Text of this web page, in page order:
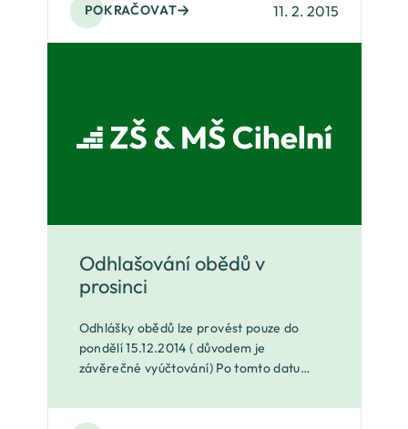
POKRAČOVAT 11. 2. 2015
Odhlašování obědů v
prosinci
Odhlášky obědů lze provést pouze do
pondělí 15.12.2014 ( důvodem je
závěrečné vyúčtování) Po tomto datu
a internet bude zablokován. On